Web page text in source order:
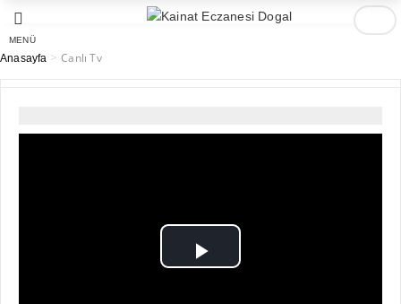
MENÜ
Anasayfa >Canlı Tv
Play